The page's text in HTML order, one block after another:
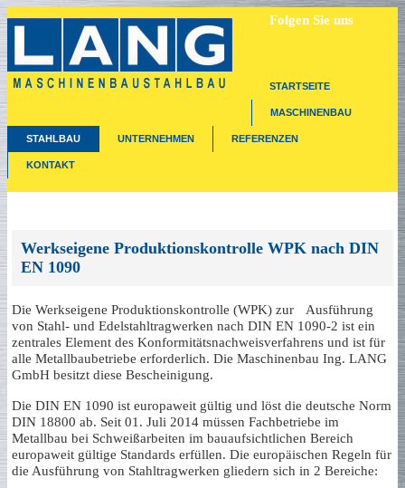
Folgen Sie uns
STARTSEITE
MASCHINENBAU
STAHLBAU UNTERNEHMEN REFERENZEN
KONTAKT
Werkseigene Produktionskontrolle WPK nach DIN
EN 1090
Die Werkseigene Produktionskontrolle (WPK) zur Ausführung
von Stahl- und Edelstahltragwerken nach DIN EN 1090-2 ist ein
zentrales Element des Konformitätsnachweisverfahrens und ist für
alle Metallbaubetriebe erforderlich. Die Maschinenbau Ing. LANG
GmbH besitzt diese Bescheinigung.
Die DIN EN 1090 ist europaweit gültig und löst die deutsche Norm
DIN 18800 ab. Seit 01. Juli 2014 müssen Fachbetriebe im
Metallbau bei Schweißarbeiten im bauaufsichtlichen Bereich
europaweit gültige Standards erfüllen. Die europäischen Regeln für
die Ausführung von Stahltragwerken gliedern sich in 2 Bereiche: